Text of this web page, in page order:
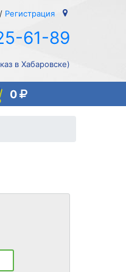
/ Регистрация
61-89
в Хабаровске)
0